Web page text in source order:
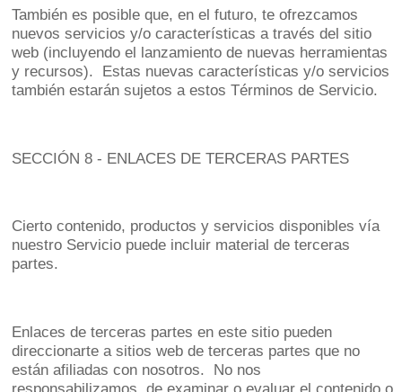
También es posible que, en el futuro, te ofrezcamos
nuevos servicios y/o características a través del sitio
web (incluyendo el lanzamiento de nuevas herramientas
y recursos). Estas nuevas características y/o servicios
también estarán sujetos a estos Términos de Servicio.
SECCIÓN 8 - ENLACES DE TERCERAS PARTES
Cierto contenido, productos y servicios disponibles vía
nuestro Servicio puede incluir material de terceras
partes.
Enlaces de terceras partes en este sitio pueden
direccionarte a sitios web de terceras partes que no
están afiliadas con nosotros. No nos